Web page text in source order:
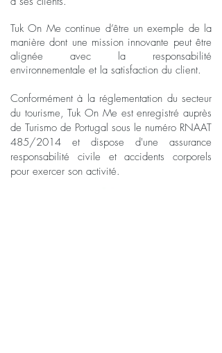
Tuk On Me continue d’être un exemple de la
manière dont une mission innovante peut être
alignée avec la responsabilité
environnementale et la satisfaction du client.
Conformément à la réglementation du secteur
du tourisme, Tuk On Me est enregistré auprès
de Turismo de Portugal sous le numéro RNAAT
485/2014 et dispose d'une assurance
responsabilité civile et accidents corporels
pour exercer son activité.